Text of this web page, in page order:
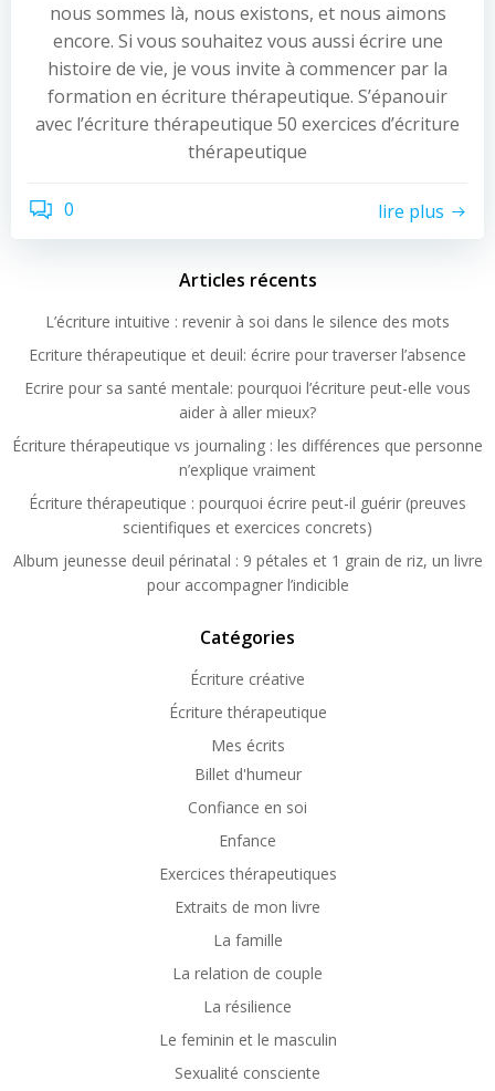
nous sommes là, nous existons, et nous aimons
encore. Si vous souhaitez vous aussi écrire une
histoire de vie, je vous invite à commencer par la
formation en écriture thérapeutique. S’épanouir
avec l’écriture thérapeutique 50 exercices d’écriture
thérapeutique
0 lire plus
Articles récents
L’écriture intuitive : revenir à soi dans le silence des mots
Ecriture thérapeutique et deuil: écrire pour traverser l’absence
Ecrire pour sa santé mentale: pourquoi l’écriture peut-elle vous
aider à aller mieux?
Écriture thérapeutique vs journaling : les différences que personne
n’explique vraiment
Écriture thérapeutique : pourquoi écrire peut-il guérir (preuves
scientifiques et exercices concrets)
Album jeunesse deuil périnatal : 9 pétales et 1 grain de riz, un livre
pour accompagner l’indicible
Catégories
Écriture créative
Écriture thérapeutique
Mes écrits
Billet d'humeur
Confiance en soi
Enfance
Exercices thérapeutiques
Extraits de mon livre
La famille
La relation de couple
La résilience
Le feminin et le masculin
Sexualité consciente